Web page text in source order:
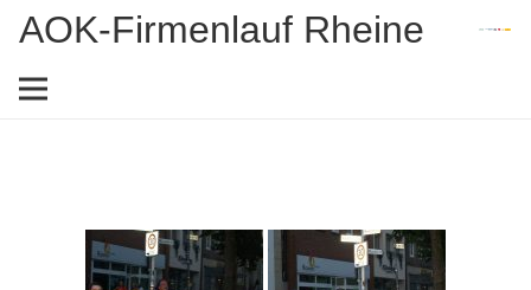
AOK-Firmenlauf Rheine